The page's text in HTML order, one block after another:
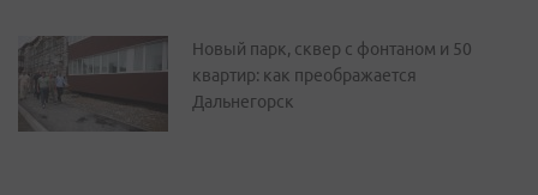
Новый парк, сквер с фонтаном и 50
квартир: как преображается
Дальнегорск